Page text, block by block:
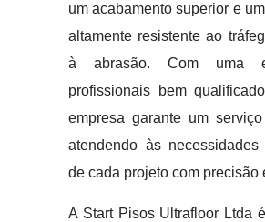
um acabamento superior e
altamente resistente ao
à abrasão. Com uma
profissionais bem
empresa garante um
atendendo às necessidades
de cada projeto com precisão
A Start Pisos Ultrafloor Ltda